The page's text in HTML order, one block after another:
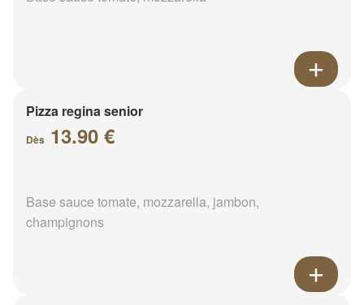
Pizza regina senior
Dès 13.90 €
Base sauce tomate, mozzarella, jambon,
champignons